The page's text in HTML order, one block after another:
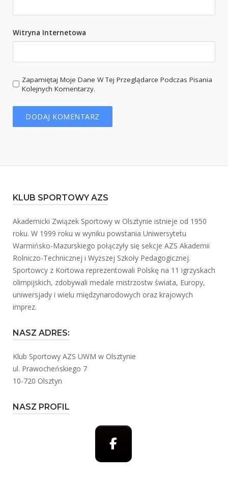
Witryna Internetowa
Zapamiętaj Moje Dane W Tej Przeglądarce Podczas Pisania
Kolejnych Komentarzy.
KLUB SPORTOWY AZS
Akademicki Związek Sportowy w Olsztynie istnieje od 1950
roku. W 1999 roku w wyniku powstania Uniwersytetu
Warmińsko-Mazurskiego połączyły się sekcje AZS Akademii
Rolniczo-Technicznej i Wyższej Szkoły Pedagogicznej.
Sportowcy z Kortowa reprezentowali Polskę na 11 igrzyskach
olimpijskich, zdobywali medale mistrzostw świata, Europy,
uniwersjady i wielu międzynarodowych oraz krajowych
imprez.
NASZ ADRES:
Klub Sportowy AZS UWM w Olsztynie
ul. Prawocheńskiego 7
10-720 Olsztyn
NASZ PROFIL